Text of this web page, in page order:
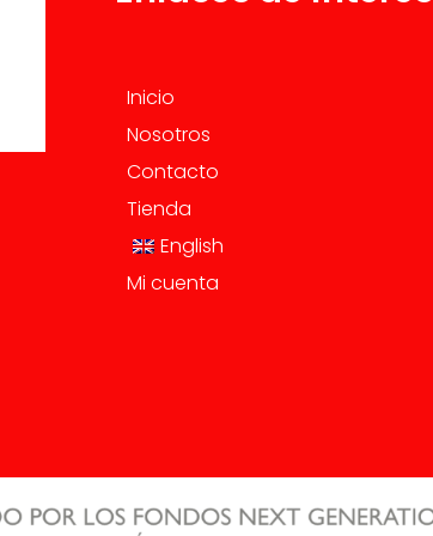
Inicio
Nosotros
Contacto
Tienda
English
Mi cuenta